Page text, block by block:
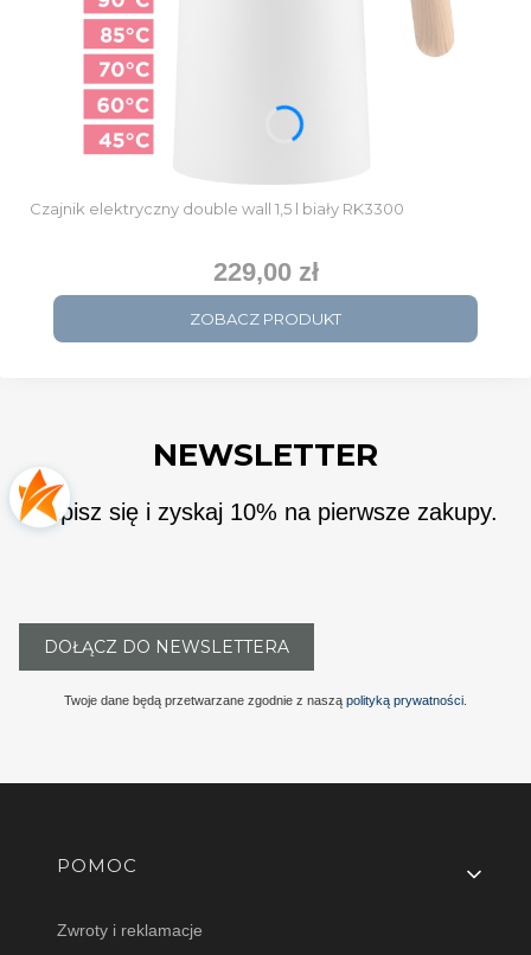
Czajnik elektryczny double wall 1,5 l biały RK3300
Cena
229,00 zł
ZOBACZ PRODUKT
NEWSLETTER
Zapisz się i zyskaj 10% na pierwsze zakupy.
DOŁĄCZ DO NEWSLETTERA
Twoje dane będą przetwarzane zgodnie z naszą polityką prywatności
Linki w stopce
POMOC
Zwroty i reklamacje